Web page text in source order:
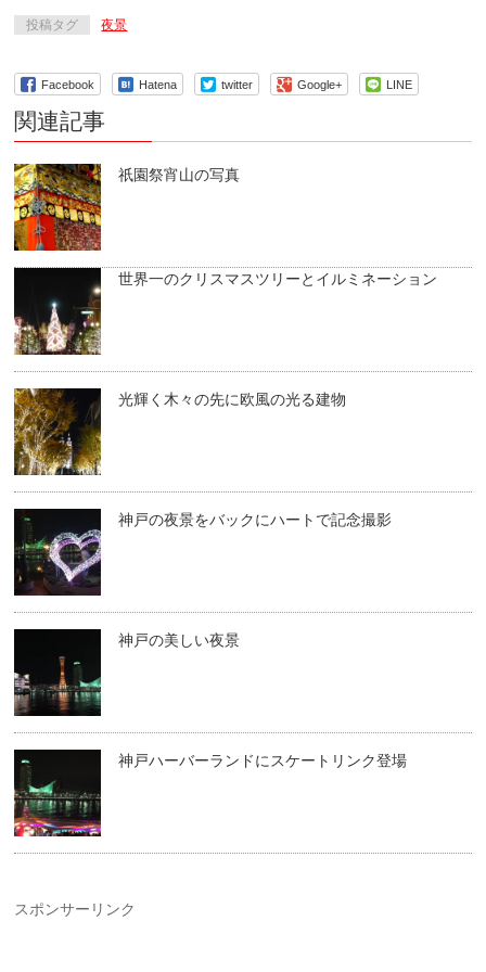
投稿タグ 夜景
Facebook Hatena twitter Google+ LINE
関連記事
祇園祭宵山の写真
世界一のクリスマスツリーとイルミネーション
光輝く木々の先に欧風の光る建物
神戸の夜景をバックにハートで記念撮影
神戸の美しい夜景
神戸ハーバーランドにスケートリンク登場
スポンサーリンク